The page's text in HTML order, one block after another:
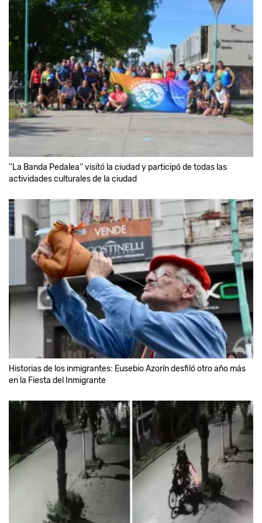
''La Banda Pedalea'' visitó la ciudad y participó de todas las
actividades culturales de la ciudad
Historias de los inmigrantes: Eusebio Azorín desfiló otro año más
en la Fiesta del Inmigrante